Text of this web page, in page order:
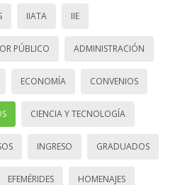
IIATA IIE
PÚBLICO ADMINISTRACIÓN
ECONOMÍA CONVENIOS
CIENCIA Y TECNOLOGÍA
INGRESO GRADUADOS
EFEMÉRIDES HOMENAJES